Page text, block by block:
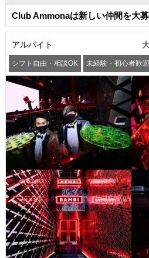
Club Ammonaは新しい仲間を大
アルバイト
シフト自由・相談OK 未経験・初心者歓迎
駅から徒歩5分以内 交通費支給 社員登